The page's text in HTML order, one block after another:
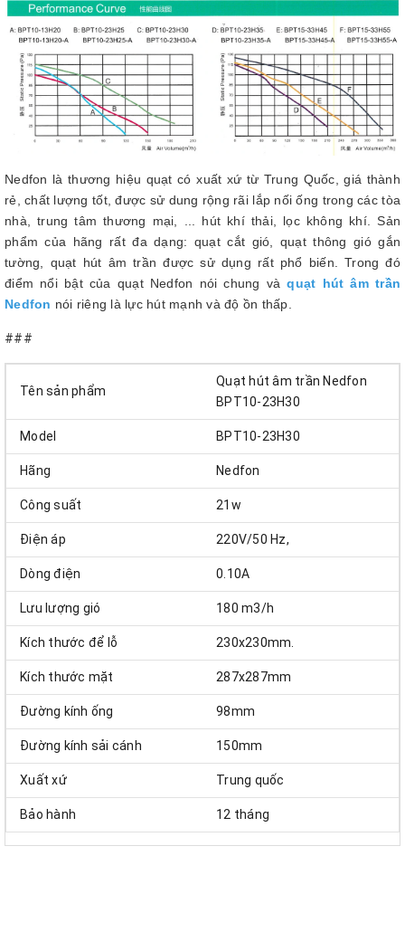
Nedfon là thương hiệu quạt có xuất xứ từ Trung Quốc, giá thành
rẻ, chất lượng tốt, được sử dung rộng rãi lắp nối ống trong các tòa
nhà, trung tâm thương mại, ... hút khí thải, lọc không khí. Sản
phẩm của hãng rất đa dạng: quạt cắt gió, quạt thông gió gắn
tường, quạt hút âm trần được sử dụng rất phổ biến. Trong đó
điểm nổi bật của quạt Nedfon nói chung vàquạt hút âm trần
Nedfon nói riêng là lực hút mạnh và độ ồn thấp.
###
Tên sản phẩm
Quạt hút âm trần Nedfon
BPT10-23H30
Model BPT10-23H30
Hãng Nedfon
Công suất 21w
Điện áp 220V/50 Hz,
Dòng điện 0.10A
Lưu lượng gió 180 m3/h
Kích thước để lỗ 230x230mm.
Kích thước mặt 287x287mm
Đường kính ống 98mm
Đường kính sải cánh 150mm
Xuất xứ Trung quốc
Bảo hành 12 tháng